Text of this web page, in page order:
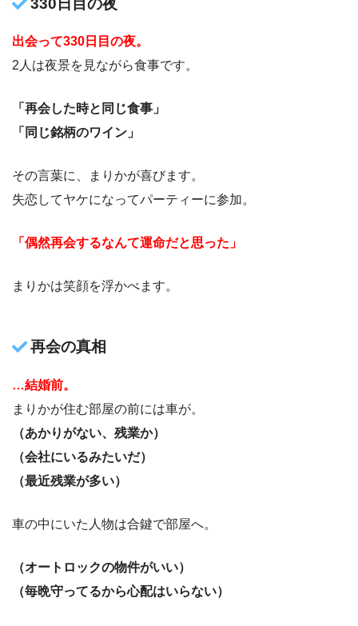
330日目の夜
出会って330日目の夜。
2人は夜景を見ながら食事です。
「再会した時と同じ食事」
「同じ銘柄のワイン」
その言葉に、まりかが喜びます。
失恋してヤケになってパーティーに参加。
「偶然再会するなんて運命だと思った」
まりかは笑顔を浮かべます。
再会の真相
…結婚前。
まりかが住む部屋の前には車が。
（あかりがない、残業か）
（会社にいるみたいだ）
（最近残業が多い）
車の中にいた人物は合鍵で部屋へ。
（オートロックの物件がいい）
（毎晩守ってるから心配はいらない）